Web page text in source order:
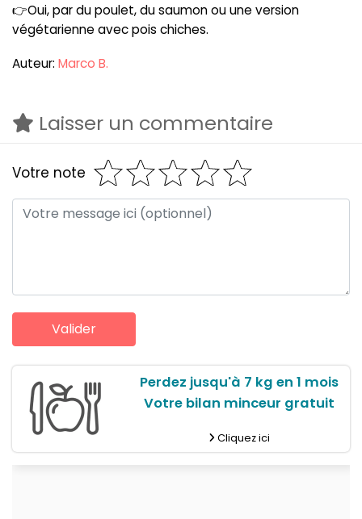
👉Oui, par du poulet, du saumon ou une version
végétarienne avec pois chiches.
Auteur: Marco B.
Laisser un commentaire
Votre note
Perdez jusqu'à 7 kg en 1 mois
Votre bilan minceur gratuit
Cliquez ici